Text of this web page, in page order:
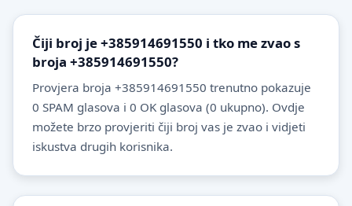
Čiji broj je +385914691550 i tko me zvao s
broja +385914691550?
Provjera broja +385914691550 trenutno pokazuje
0 SPAM glasova i 0 OK glasova (0 ukupno). Ovdje
možete brzo provjeriti čiji broj vas je zvao i vidjeti
iskustva drugih korisnika.